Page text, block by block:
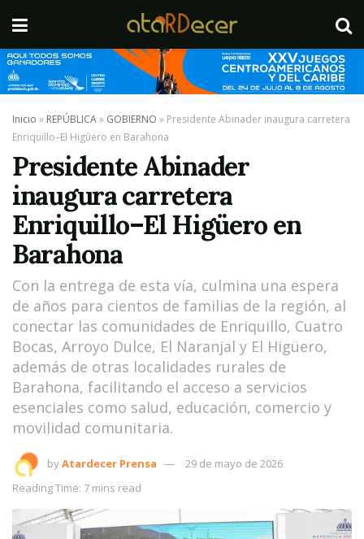
Inicio » REPÚBLICA» GOBIERNO » Presidente Abinader inaugura carretera
Enriquillo–El Higüero en Barahona
Presidente Abinader
inaugura carretera
Enriquillo–El Higüero en
Barahona
Con la entrega de esta vía, culmina una espera
de años para cientos de familias de la región, al
conectar las comunidades de Enriquillo, Cuatro
Bocas, Arroyo Dulce, El Naranjal y El Higüero,
además de otras localidades rurales de
Barahona, facilitando el acceso a servicios
esenciales como salud, educación, comercio y
movilidad comunitaria.
byAtardecer Prensa
29 de mayo de 2026
Reading Time: 7 mins read